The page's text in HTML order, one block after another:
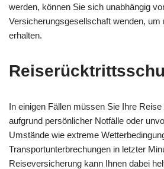
werden, können Sie sich unabhängig
Versicherungsgesellschaft wenden,
erhalten.
In einigen Fällen müssen Sie Ihre
aufgrund persönlicher Notfälle oder
Umstände wie extreme
Transportunterbrechungen in letzter
Reiseversicherung kann Ihnen dabei